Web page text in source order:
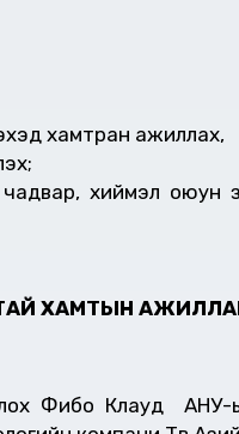
хамтран ажиллах,
хиймэл оюун
ХАМТЫН
Фибо Клауд